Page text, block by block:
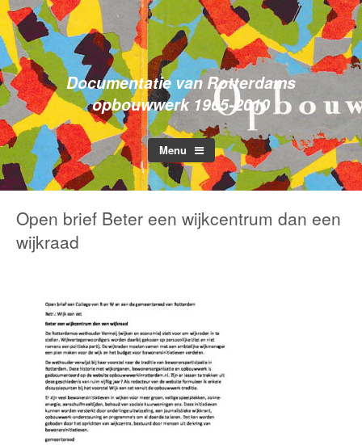
Skip
to
content
Opbouwwerk in
Rotterdam
Documentatie van Rotterdams
opbouwwerk 1965-2010
Menu
Open brief Beter een wijkcentrum dan een
wijkraad